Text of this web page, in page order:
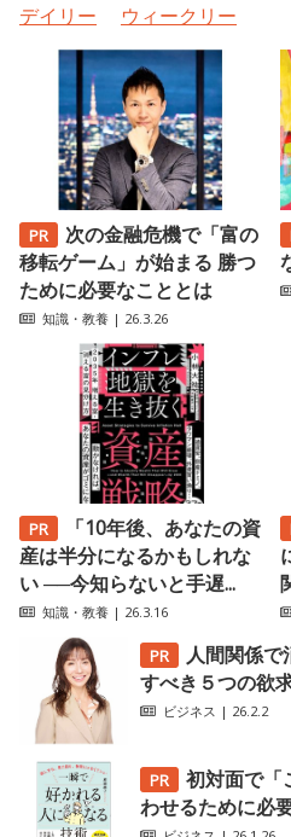
デイリー
ウィークリー
次の金融危機で「富の
移転ゲーム」が始まる 勝つ
ために必要なこととは
知識・教養 | 26.3.26
「10年後、あなたの資
産は半分になるかもしれな
い ──今知らないと手遅...
知識・教養 | 26.3.16
人間関係で
すべき５つの欲
ビジネス | 26.2.2
初対面で「
わせるために必